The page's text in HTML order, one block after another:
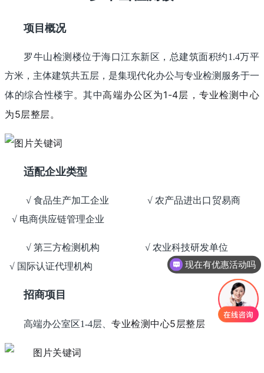
项目概况
罗牛山检测楼位于海口江东新区，总建筑面积约1.4万平
方米，主体建筑共五层，是集现代化办公与专业检测服务于一
体的综合性楼宇。其中高端办公区为1-4层，专业检测中心
为5层整层。
适配企业类型
√ 食品生产加工企业 √ 农产品进出口贸易商
√ 电商供应链管理企业
√ 第三方检测机构 √ 农业科技研发单位
√ 国际认证代理机构
招商项目
高端办公室区1-4层、 专业检测中心5层整层
现在有优惠活动吗